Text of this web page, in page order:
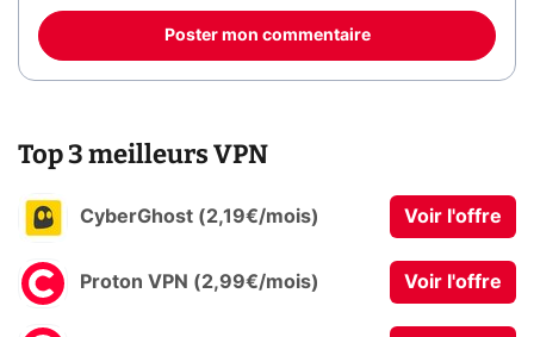
Poster mon commentaire
Top 3 meilleurs VPN
CyberGhost (2,19€/mois) Voir l'offre
Proton VPN (2,99€/mois) Voir l'offre